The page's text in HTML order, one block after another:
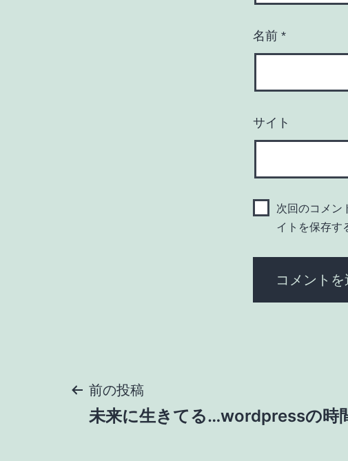
名前 *
サイト
次回のコメン
イトを保存す
投前の投稿
未来に生きてる…wordpressの時